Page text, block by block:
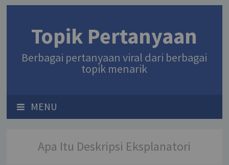
Topik Pertanyaan
Berbagai pertanyaan viral dari berbagai
topik menarik
MENU
Apa Itu Deskripsi Eksplanatori